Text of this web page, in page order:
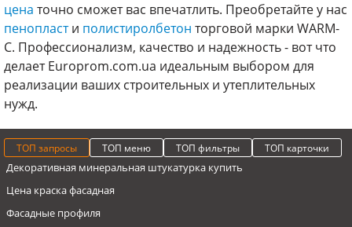
цена точно сможет вас впечатлить. Преобретайте у нас
пенопласти полистиролбетон торговой марки WARM-
C. Профессионализм, качество и надежность - вот что
делает Europrom.com.ua идеальным выбором для
реализации ваших строительных и утеплительных
нужд.
ТОП запросы ТОП меню ТОП фильтры ТОП карточки
Декоративная минеральная штукатурка купить
Цена краска фасадная
Фасадные профиля